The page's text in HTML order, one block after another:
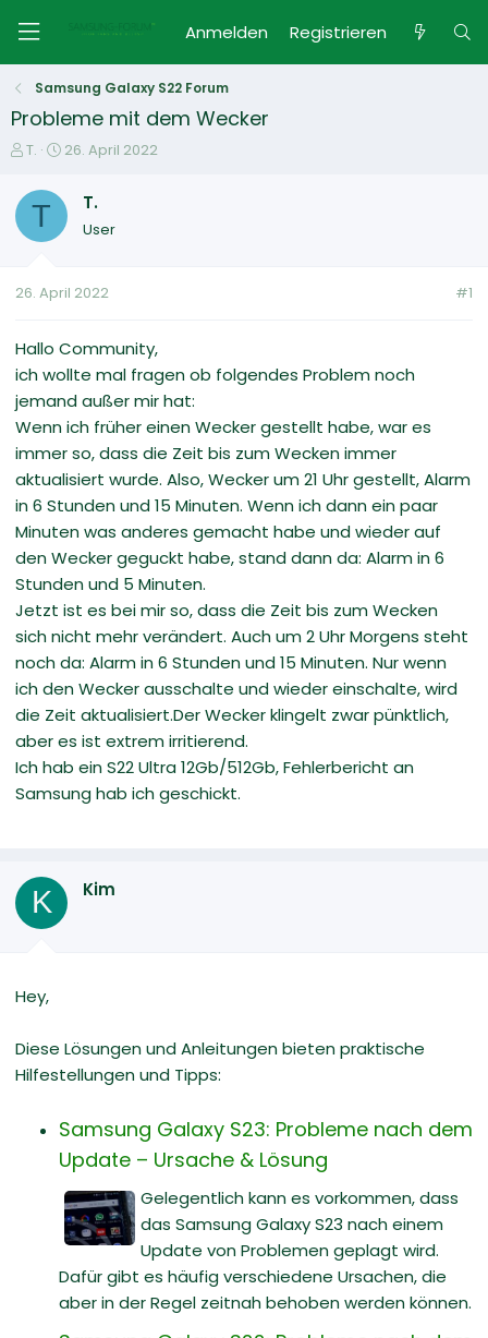
Anmelden Registrieren
Samsung Galaxy S22 Forum
Probleme mit dem Wecker
E
s
e
e
T.
E
t
e
t
m
26. April 2022
T T.
User
26. April 2022 #1
Hallo Community,
ich wollte mal fragen ob folgendes Problem noch
jemand außer mir hat:
Wenn ich früher einen Wecker gestellt habe, war es
immer so, dass die Zeit bis zum Wecken immer
aktualisiert wurde. Also, Wecker um 21 Uhr gestellt, Alarm
in 6 Stunden und 15 Minuten. Wenn ich dann ein paar
Minuten was anderes gemacht habe und wieder auf
den Wecker geguckt habe, stand dann da: Alarm in 6
Stunden und 5 Minuten.
Jetzt ist es bei mir so, dass die Zeit bis zum Wecken
sich nicht mehr verändert. Auch um 2 Uhr Morgens steht
noch da: Alarm in 6 Stunden und 15 Minuten. Nur wenn
ich den Wecker ausschalte und wieder einschalte, wird
die Zeit aktualisiert.Der Wecker klingelt zwar pünktlich,
aber es ist extrem irritierend.
Ich hab ein S22 Ultra 12Gb/512Gb, Fehlerbericht an
Samsung hab ich geschickt.
K Kim
Hey,
Diese Lösungen und Anleitungen bieten praktische
Hilfestellungen und Tipps:
Samsung Galaxy S23: Probleme nach dem
Update – Ursache & Lösung
Gelegentlich kann es vorkommen, dass
das Samsung Galaxy S23 nach einem
Update von Problemen geplagt wird.
Dafür gibt es häufig verschiedene Ursachen, die
aber in der Regel zeitnah behoben werden können.